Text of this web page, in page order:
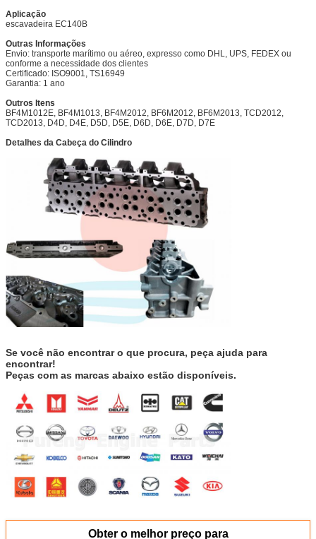
Aplicação
escavadeira EC140B
Outras Informações
Envio: transporte marítimo ou aéreo, expresso como DHL, UPS, FEDEX ou
conforme a necessidade dos clientes
Certificado: ISO9001, TS16949
Garantia: 1 ano
Outros Itens
BF4M1012E, BF4M1013, BF4M2012, BF6M2012, BF6M2013, TCD2012,
TCD2013, D4D, D4E, D5D, D5E, D6D, D6E, D7D, D7E
Detalhes da Cabeça do Cilindro
Se você não encontrar o que procura, peça ajuda para
encontrar!
Peças com as marcas abaixo estão disponíveis.
Obter o melhor preço para